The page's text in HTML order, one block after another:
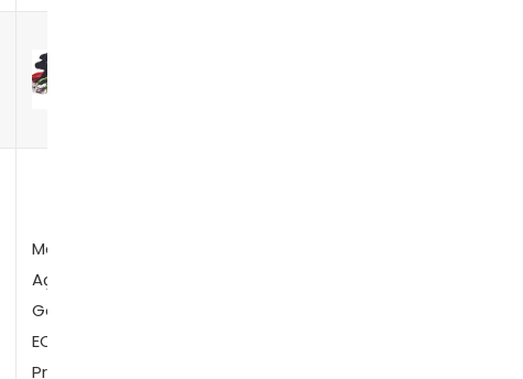
Mandoline
Aço Inox,
Gedex
ECO-722,
Preto